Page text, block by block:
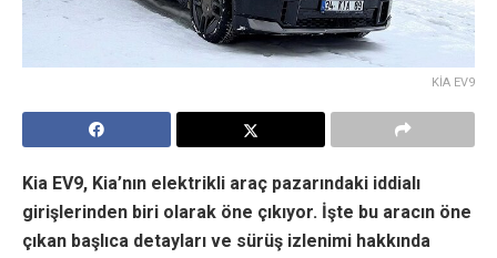
KİA EV9
Kia EV9, Kia’nın elektrikli araç pazarındaki iddialı
girişlerinden biri olarak öne çıkıyor. İşte bu aracın öne
çıkan başlıca detayları ve sürüş izlenimi hakkında